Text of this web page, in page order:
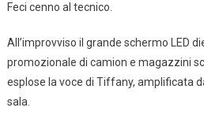
Feci cenno al tecnico.
All’improvviso il grande schermo LED
promozionale di camion e magazzini
esplose la voce di Tiffany, amplificata
sala.